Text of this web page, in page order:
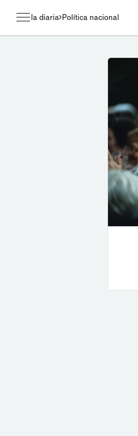
la diaria Política nacional